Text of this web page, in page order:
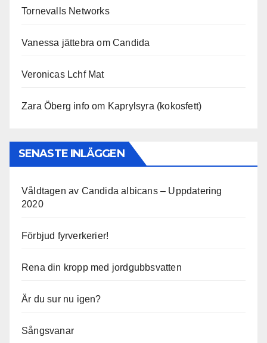
Tornevalls Networks
Vanessa jättebra om Candida
Veronicas Lchf Mat
Zara Öberg info om Kaprylsyra (kokosfett)
SENASTE INLÄGGEN
Våldtagen av Candida albicans – Uppdatering
2020
Förbjud fyrverkerier!
Rena din kropp med jordgubbsvatten
Är du sur nu igen?
Sångsvanar